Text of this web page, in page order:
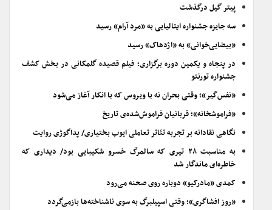
پیتر گیل درگذشت
سه جایزه جشنواره ایتالیایی به «مرد آرام» رسید
«بیضایی‌خوانی» به «اژدهاک» رسید
در پنجاه و یکمین دوره برگزاری؛ فیلم قصیده گلمکانی در بخش کشف
جشنواره تورنتو
«نفس‌گیر»؛ وقتی بحران نه با ویروس که با انکار آغاز می‌شود
«فراموشخانه»؛ قربانیان فراموش‌شده‌ی تاریخ
نگاهی نقادانه بر تجربه تئاتر تعاملی ایوب بختیاری/ پداگوژی روایت
به مناسبت ۲۸ تیری که سالمرگ خسرو شکیبایی بود/ دیداری که
خاطره‌ای ماندگار شد
کمدی «مادرکیو» دوباره روی صحنه می‌رود
«روز افشاگری»؛ وقتی اسپیلبرگ به سوی ناشناخته‌ها بازمی‌گردد